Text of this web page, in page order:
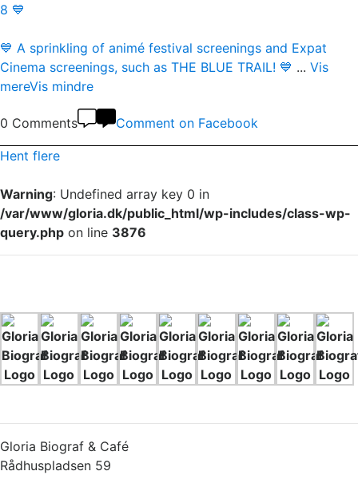
8 💙
💙 A sprinkling of animé festival screenings and Expat
Cinema screenings, such as THE BLUE TRAIL! 💙 ... Vis
mereVis mindre
0 Comments Comment on Facebook
Hent flere
Warning: Undefined array key 0 in
/var/www/gloria.dk/public_html/wp-includes/class-wp-
query.php on line 3876
Gloria Biograf & Café
Rådhuspladsen 59